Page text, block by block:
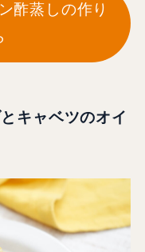
酢蒸しの作り
キャベツのオイ